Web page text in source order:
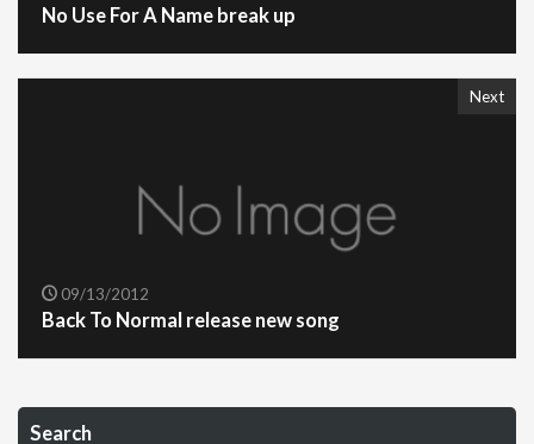
No Use For A Name break up
Next
09/13/2012
Back To Normal release new song
Search